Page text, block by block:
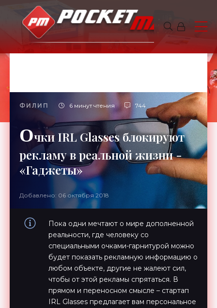
ФИЛИП 6 минут чтения 744
Очки IRL Glasses блокируют
рекламу в реальной жизни -
«Гаджеты»
Добавлено: 06 октября 2018
Пока одни мечтают о мире дополненной
реальности, где человеку со
специальными очками-гарнитурой можно
будет показать рекламную информацию о
любом объекте, другие не жалеют сил,
чтобы от этой рекламы спрятаться. В
прямом и переносном смысле – стартап
IRL Glasses предлагает вам персональное